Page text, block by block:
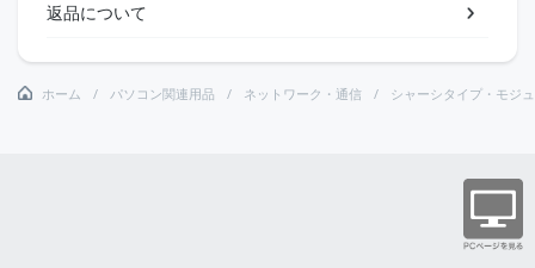
返品について
ホーム パソコン関連用品 ネットワーク・通信 シャーシタイプ・モジ